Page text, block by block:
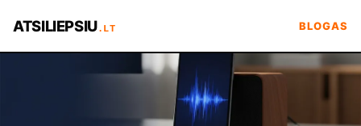
ATSILIEPSIU.LT BLOGAS